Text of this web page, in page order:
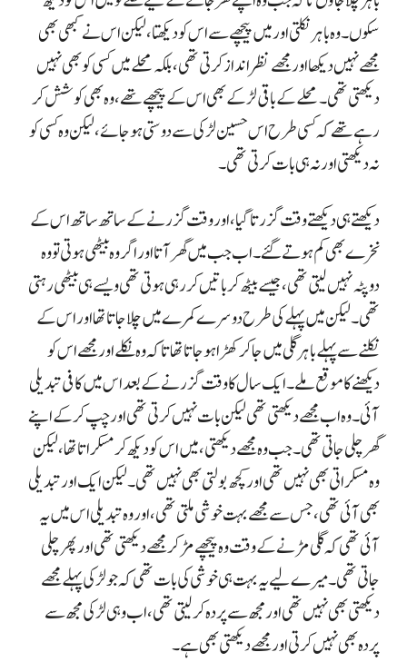
سکوں۔ وہ باہر نکلتی اور میں پیچھے سے اس کو دیکھتا، لیکن اس نے کبھی بھی
مجھے نہیں دیکھا اور مجھے نظر انداز کرتی تھی، بلکہ محلے میں کسی کو بھی نہیں
دیکھتی تھی۔ محلے کے باقی لڑکے بھی اس کے پیچھے تھے، وہ بھی کوشش کر
رہے تھے کہ کسی طرح اس حسین لڑکی سے دوستی ہو جائے، لیکن وہ کسی کو
نہ دیکھتی اور نہ ہی بات کرتی تھی۔
دیکھتے ہی دیکھتے وقت گزرتا گیا، اور وقت گزرنے کے ساتھ ساتھ اس کے
نخرے بھی کم ہوتے گئے۔ اب جب میں گھر آتا اور اگر وہ بیٹھی ہوتی تو وہ
دوپٹہ نہیں لیتی تھی، جیسے بیٹھ کر باتیں کر رہی ہوتی تھی ویسے ہی بیٹھی رہتی
تھی۔ لیکن میں پہلے کی طرح دوسرے کمرے میں چلا جاتا تھا اور اس کے
نکلنے سے پہلے باہر گلی میں جا کر کھڑا ہو جاتا تھا تاکہ وہ نکلے اور مجھے اس کو
دیکھنے کا موقع ملے۔ ایک سال کا وقت گزرنے کے بعد اس میں کافی تبدیلی
آئی۔ وہ اب مجھے دیکھتی تھی لیکن بات نہیں کرتی تھی اور چپ کر کے اپنے
گھر چلی جاتی تھی۔ جب وہ مجھے دیکھتی، میں اس کو دیکھ کر مسکراتا تھا، لیکن
وہ مسکراتی بھی نہیں تھی اور کچھ بولتی بھی نہیں تھی۔ لیکن ایک اور تبدیلی
بھی آئی تھی، جس سے مجھے بہت خوشی ملتی تھی، اور وہ تبدیلی اس میں یہ
آئی تھی کہ گلی مڑنے کے وقت وہ پیچھے مڑ کر مجھے دیکھتی تھی اور پھر چلی
جاتی تھی۔ میرے لیے یہ بہت ہی خوشی کی بات تھی کہ جو لڑکی پہلے مجھے
دیکھتی بھی نہیں تھی اور مجھ سے پردہ کر لیتی تھی، اب وہی لڑکی مجھ سے
پردہ بھی نہیں کرتی اور مجھے دیکھتی بھی ہے۔